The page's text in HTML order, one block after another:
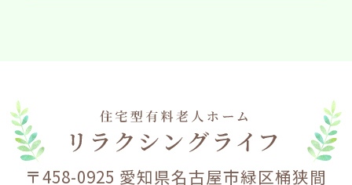
〒458-0925 愛知県名古屋市緑区桶狭間